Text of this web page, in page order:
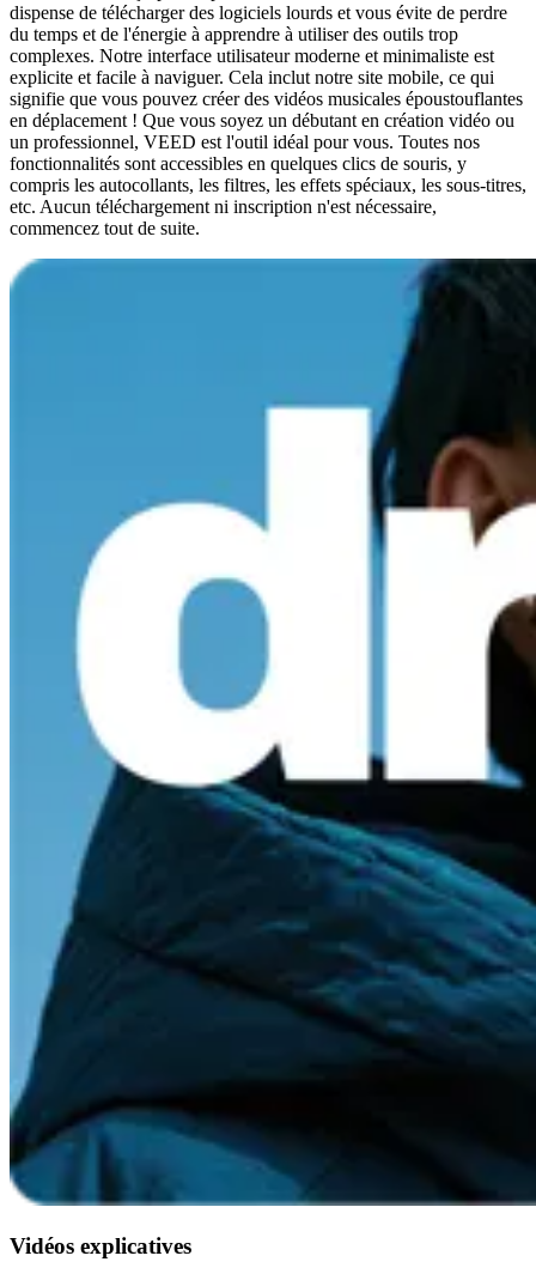
dispense de télécharger des logiciels lourds et vous évite de perdre
du temps et de l'énergie à apprendre à utiliser des outils trop
complexes. Notre interface utilisateur moderne et minimaliste est
explicite et facile à naviguer. Cela inclut notre site mobile, ce qui
signifie que vous pouvez créer des vidéos musicales époustouflantes
en déplacement ! Que vous soyez un débutant en création vidéo ou
un professionnel, VEED est l'outil idéal pour vous. Toutes nos
fonctionnalités sont accessibles en quelques clics de souris, y
compris les autocollants, les filtres, les effets spéciaux, les sous-titres,
etc. Aucun téléchargement ni inscription n'est nécessaire,
commencez tout de suite.
Vidéos explicatives